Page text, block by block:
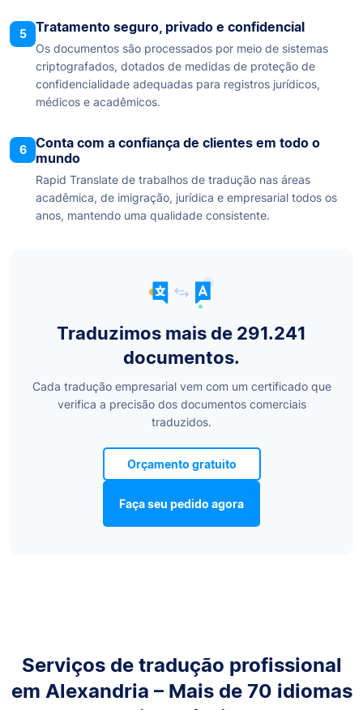
5 Tratamento seguro, privado e confidencial
Os documentos são processados por meio de sistemas
criptografados, dotados de medidas de proteção de
confidencialidade adequadas para registros jurídicos,
médicos e acadêmicos.
6
Conta com a confiança de clientes em todo o
mundo
Rapid Translate de trabalhos de tradução nas áreas
acadêmica, de imigração, jurídica e empresarial todos os
anos, mantendo uma qualidade consistente.
Traduzimos mais de 291.241
documentos.
Cada tradução empresarial vem com um certificado que
verifica a precisão dos documentos comerciais
traduzidos.
Orçamento gratuito
Faça seu pedido agora
Serviços de tradução profissional
em Alexandria – Mais de 70 idiomas